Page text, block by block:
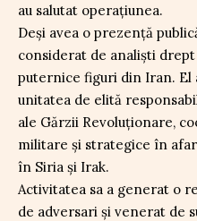
au salutat operațiunea.
Deși avea o prezență
considerat de analiști
puternice figuri din Iran. El
unitatea de elită
ale Gărzii Revoluționare,
militare și strategice în
în Siria și Irak.
Activitatea sa a generat o
de adversari și venerat de